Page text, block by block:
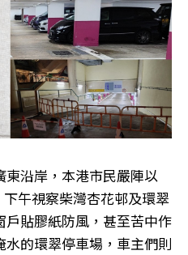
沿岸，本港市民嚴陣以
午視察柴灣杏花邨及環翠
貼膠紙防風，甚至苦中作
的環翠停車場，車主們則